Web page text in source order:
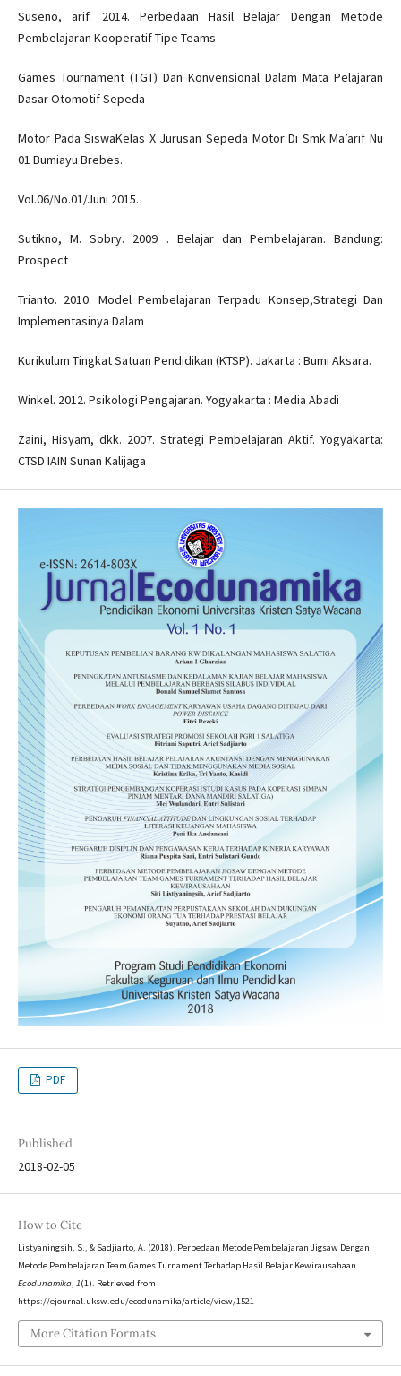
Suseno, arif. 2014. Perbedaan Hasil Belajar Dengan Metode
Pembelajaran Kooperatif Tipe Teams
Games Tournament (TGT) Dan Konvensional Dalam Mata Pelajaran
Dasar Otomotif Sepeda
Motor Pada SiswaKelas X Jurusan Sepeda Motor Di Smk Ma’arif Nu
01 Bumiayu Brebes.
Vol.06/No.01/Juni 2015.
Sutikno, M. Sobry. 2009 . Belajar dan Pembelajaran. Bandung:
Prospect
Trianto. 2010. Model Pembelajaran Terpadu Konsep,Strategi Dan
Implementasinya Dalam
Kurikulum Tingkat Satuan Pendidikan (KTSP). Jakarta : Bumi Aksara.
Winkel. 2012. Psikologi Pengajaran. Yogyakarta : Media Abadi
Zaini, Hisyam, dkk. 2007. Strategi Pembelajaran Aktif. Yogyakarta:
CTSD IAIN Sunan Kalijaga
PDF
Published
2018-02-05
How to Cite
Listyaningsih, S., & Sadjiarto, A. (2018). Perbedaan Metode Pembelajaran Jigsaw Dengan
Metode Pembelajaran Team Games Turnament Terhadap Hasil Belajar Kewirausahaan.
Ecodunamika, 1(1). Retrieved from
https://ejournal.uksw.edu/ecodunamika/article/view/1521
More Citation Formats